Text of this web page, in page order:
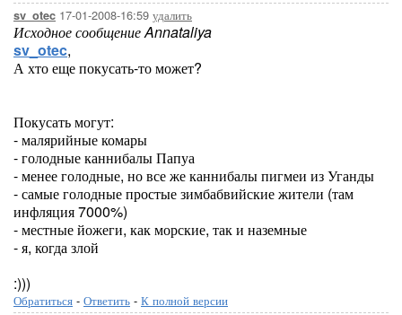
sv_otec 17-01-2008-16:59 удалить
Исходное сообщение Annataliya
sv_otec,
А хто еще покусать-то может?
Покусать могут:
- малярийные комары
- голодные каннибалы Папуа
- менее голодные, но все же каннибалы пигмеи из Уганды
- самые голодные простые зимбабвийские жители (там
инфляция 7000%)
- местные йожеги, как морские, так и наземные
- я, когда злой
:)))
Обратиться - Ответить - К полной версии